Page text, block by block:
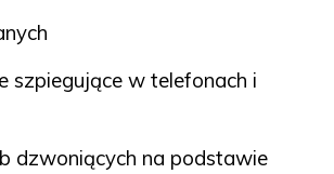
szpiegujące w telefonach i
dzwoniących na podstawie